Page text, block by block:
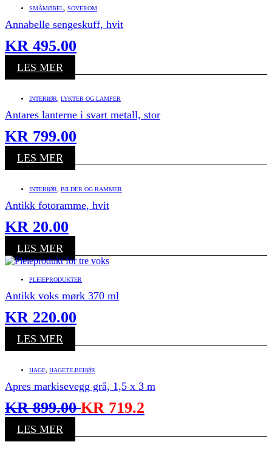
SMÅMØBEL SOVEROM
Annabelle sengeskuff, hvit
KR 495.00
LES MER
INTERIØR LYKTER OG LAMPER
Antares lanterne i svart metall, stor
KR 799.00
LES MER
INTERIØR BILDER OG RAMMER
Antikk fotoramme, hvit
KR 20.00
LES MER
PLEIEPRODUKTER
Antikk voks mørk 370 ml
KR 220.00
LES MER
HAGE HAGETILBEHØR
Apres markisevegg grå, 1,5 x 3 m
KR899.00KR 719.2
LES MER